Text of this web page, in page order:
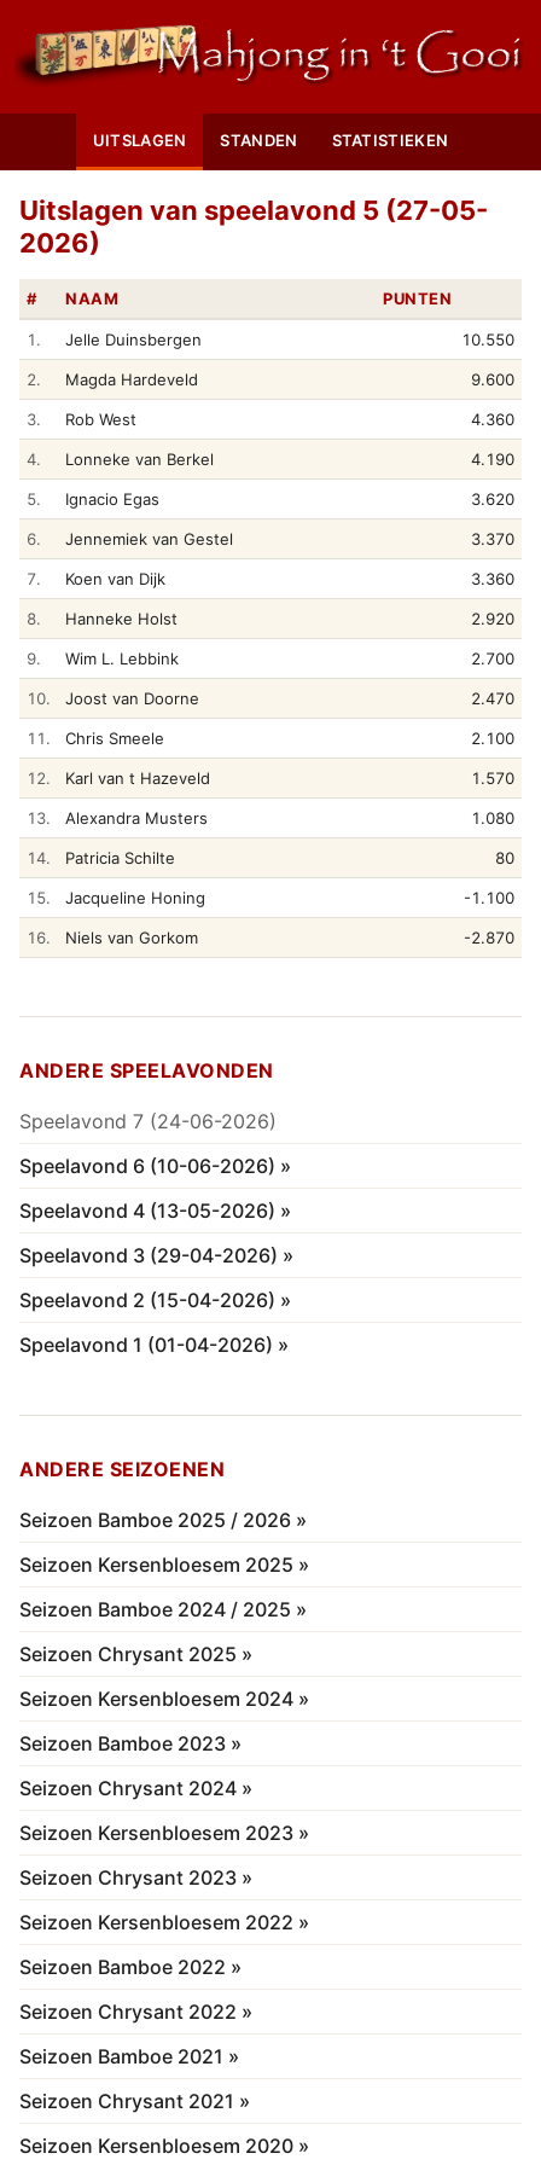
UITSLAGEN STANDEN STATISTIEKEN
Uitslagen van speelavond 5 (27-05-
2026)
# NAAM PUNTEN
1. Jelle Duinsbergen 10.550
2. Magda Hardeveld 9.600
3. Rob West 4.360
4. Lonneke van Berkel 4.190
5. Ignacio Egas 3.620
6. Jennemiek van Gestel 3.370
7. Koen van Dijk 3.360
8. Hanneke Holst 2.920
9. Wim L. Lebbink 2.700
10. Joost van Doorne 2.470
11. Chris Smeele 2.100
12. Karl van t Hazeveld 1.570
13. Alexandra Musters 1.080
14. Patricia Schilte 80
15. Jacqueline Honing -1.100
16. Niels van Gorkom -2.870
ANDERE SPEELAVONDEN
Speelavond 7 (24-06-2026)
Speelavond 6 (10-06-2026) »
Speelavond 4 (13-05-2026) »
Speelavond 3 (29-04-2026) »
Speelavond 2 (15-04-2026) »
Speelavond 1 (01-04-2026) »
ANDERE SEIZOENEN
Seizoen Bamboe 2025 / 2026 »
Seizoen Kersenbloesem 2025 »
Seizoen Bamboe 2024 / 2025 »
Seizoen Chrysant 2025 »
Seizoen Kersenbloesem 2024 »
Seizoen Bamboe 2023 »
Seizoen Chrysant 2024 »
Seizoen Kersenbloesem 2023 »
Seizoen Chrysant 2023 »
Seizoen Kersenbloesem 2022 »
Seizoen Bamboe 2022 »
Seizoen Chrysant 2022 »
Seizoen Bamboe 2021 »
Seizoen Chrysant 2021 »
Seizoen Kersenbloesem 2020 »